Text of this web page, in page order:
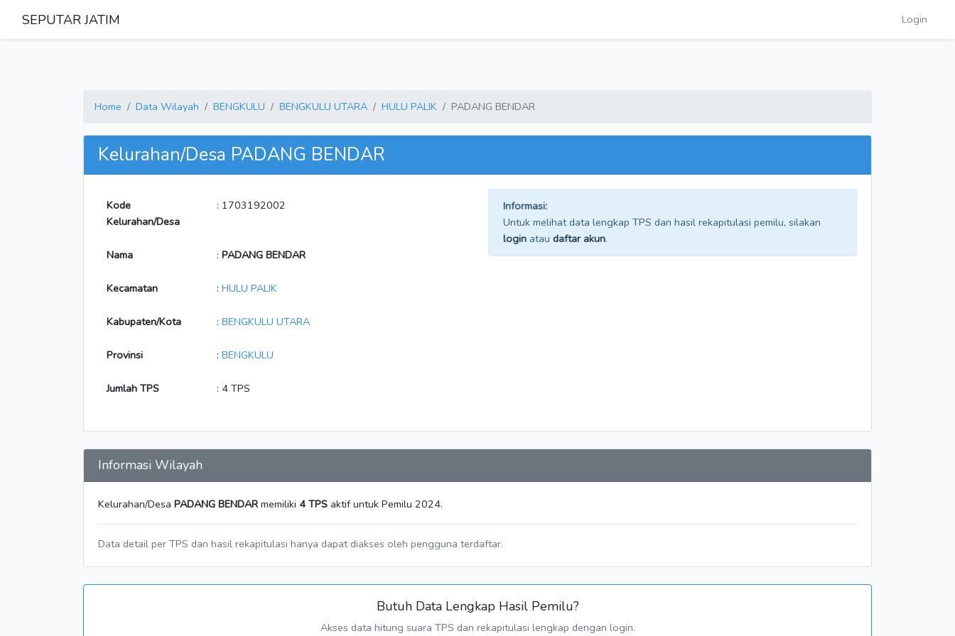
SEPUTAR JATIM Login
Home Data Wilayah BENGKULU BENGKULU UTARA HULU PALIK PADANG BENDAR
Kelurahan/Desa PADANG BENDAR
Kode
Kelurahan/Desa
: 1703192002
Nama : PADANG BENDAR
Kecamatan : HULU PALIK
Kabupaten/Kota : BENGKULU UTARA
Provinsi : BENGKULU
Jumlah TPS : 4 TPS
Informasi:
Untuk melihat data lengkap TPS dan hasil rekapitulasi pemilu, silakan
login atau daftar akun.
Informasi Wilayah
Kelurahan/Desa PADANG BENDAR memiliki 4 TPS aktif untuk Pemilu 2024.
Data detail per TPS dan hasil rekapitulasi hanya dapat diakses oleh pengguna terdaftar.
Butuh Data Lengkap Hasil Pemilu?
Akses data hitung suara TPS dan rekapitulasi lengkap dengan login.